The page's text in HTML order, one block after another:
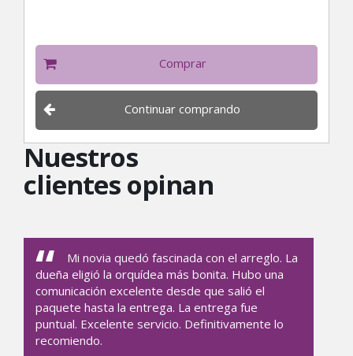
Comprar
Continuar comprando
Nuestros
clientes opinan
Mi novia quedó fascinada con el arreglo. La
dueña eligió la orquídea más bonita. Hubo una
comunicación excelente desde que salió el
paquete hasta la entrega. La entrega fue
puntual. Excelente servicio. Definitivamente lo
recomiendo.